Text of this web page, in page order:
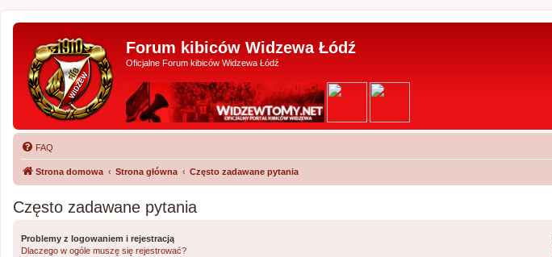
Forum kibiców Widzewa Łódź
Oficjalne Forum kibiców Widzewa Łódź
FAQ
Strona domowa Strona główna Często zadawane pytania
Często zadawane pytania
Problemy z logowaniem i rejestracją
Dlaczego w ogóle muszę się rejestrować?